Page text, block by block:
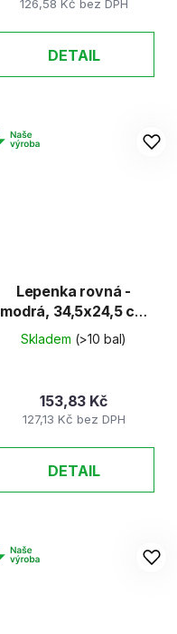
126,58 Kč bez DPH
DETAIL
Lepenka rovná -
modrá, 34,5x24,5 cm
(E-Welle)
Skladem (>10 bal)
127,13 Kč bez DPH
153,83 Kč
DETAIL